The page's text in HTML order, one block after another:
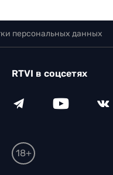
персональных данных
RTVI в соцсетях
18+